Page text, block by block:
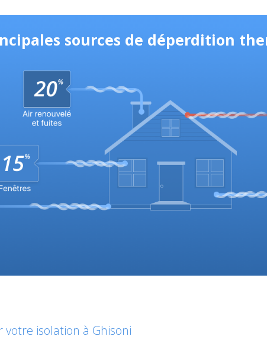
sources de déperdition
isolation à Ghisoni